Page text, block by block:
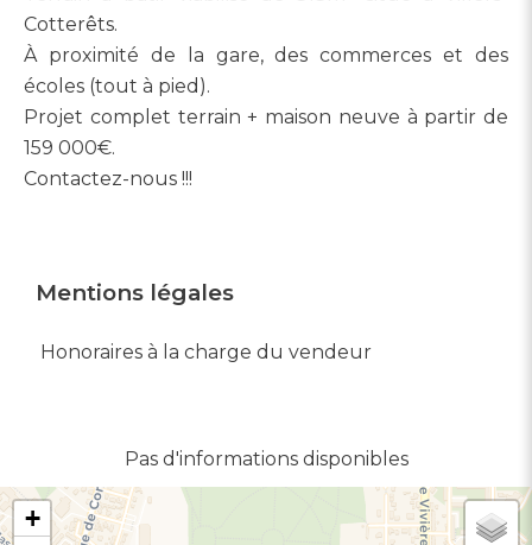
Cotterêts.
À proximité de la gare, des commerces et des
écoles (tout à pied).
Projet complet terrain + maison neuve à partir de
159 000€.
Contactez-nous !!!
Mentions légales
Honoraires à la charge du vendeur
Pas d'informations disponibles
+